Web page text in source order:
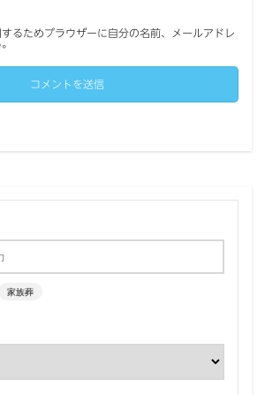
るためブラウザーに自分の名前、メールアドレ
家族葬